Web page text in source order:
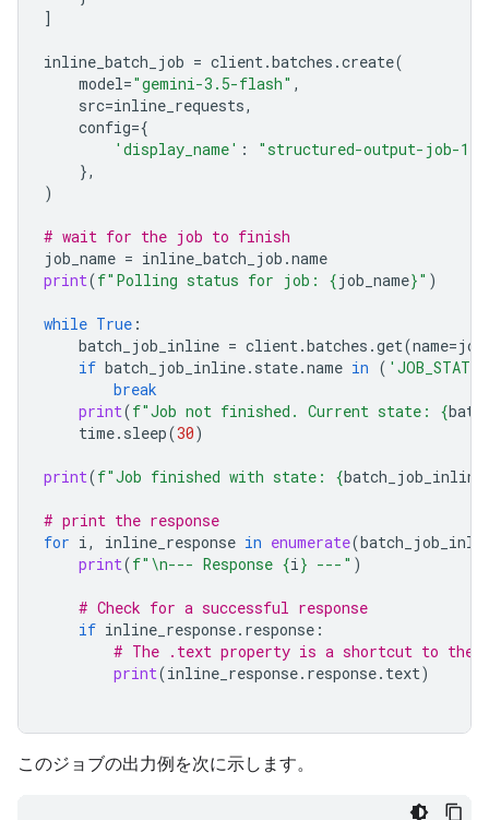
]
inline_batch_job = client.batches .create(
model="gemini-3.5-flash" ,
src=inline_requests,
config={
'display_name' :
"structured-output-job-1"
},
)
# wait for the job to finish
job_name = inline_batch_job .name
print(f"Polling status for job: {job_name}" )
while True :
batch_job_inline = client.batches .get(name=
if batch_job_inline. state.name in (
break
print(f"Job not finished. Current state: {
time. sleep(30)
print(f"Job finished with state: {batch_job_inline
# print the response
for i, inline_response in enumerate(
print(f" \n--- Response {i} ---" )
# Check for a successful response
if inline_response. response :
# The .text property is a shortcut to the
print(inline_response. response. text)
このジョブの出力例を次に示します。